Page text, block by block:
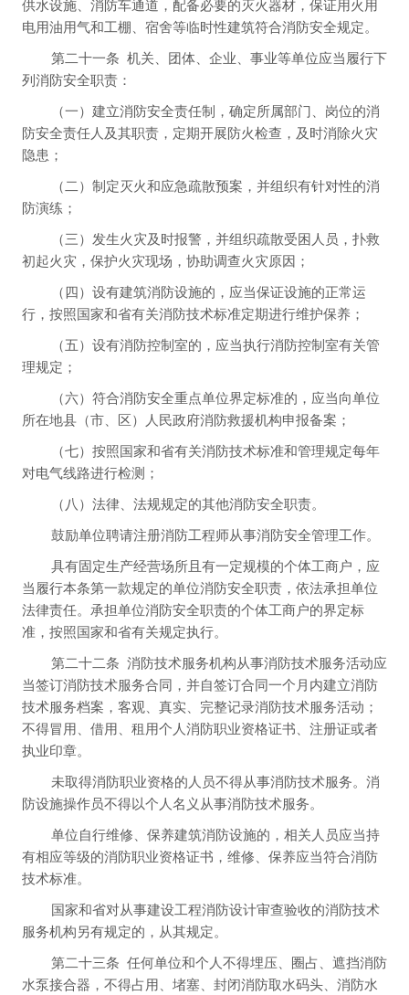
供水设施、消防车通道，配备必要的灭火器材，保证用火用
电用油用气和工棚、宿舍等临时性建筑符合消防安全规定。
第二十一条 机关、团体、企业、事业等单位应当履行下
列消防安全职责：
（一）建立消防安全责任制，确定所属部门、岗位的消
防安全责任人及其职责，定期开展防火检查，及时消除火灾
隐患；
（二）制定灭火和应急疏散预案，并组织有针对性的消
防演练；
（三）发生火灾及时报警，并组织疏散受困人员，扑救
初起火灾，保护火灾现场，协助调查火灾原因；
（四）设有建筑消防设施的，应当保证设施的正常运
行，按照国家和省有关消防技术标准定期进行维护保养；
（五）设有消防控制室的，应当执行消防控制室有关管
理规定；
（六）符合消防安全重点单位界定标准的，应当向单位
所在地县（市、区）人民政府消防救援机构申报备案；
（七）按照国家和省有关消防技术标准和管理规定每年
对电气线路进行检测；
（八）法律、法规规定的其他消防安全职责。
鼓励单位聘请注册消防工程师从事消防安全管理工作。
具有固定生产经营场所且有一定规模的个体工商户，应
当履行本条第一款规定的单位消防安全职责，依法承担单位
法律责任。承担单位消防安全职责的个体工商户的界定标
准，按照国家和省有关规定执行。
第二十二条 消防技术服务机构从事消防技术服务活动应
当签订消防技术服务合同，并自签订合同一个月内建立消防
技术服务档案，客观、真实、完整记录消防技术服务活动；
不得冒用、借用、租用个人消防职业资格证书、注册证或者
执业印章。
未取得消防职业资格的人员不得从事消防技术服务。消
防设施操作员不得以个人名义从事消防技术服务。
单位自行维修、保养建筑消防设施的，相关人员应当持
有相应等级的消防职业资格证书，维修、保养应当符合消防
技术标准。
国家和省对从事建设工程消防设计审查验收的消防技术
服务机构另有规定的，从其规定。
第二十三条 任何单位和个人不得埋压、圈占、遮挡消防
水泵接合器，不得占用、堵塞、封闭消防取水码头、消防水